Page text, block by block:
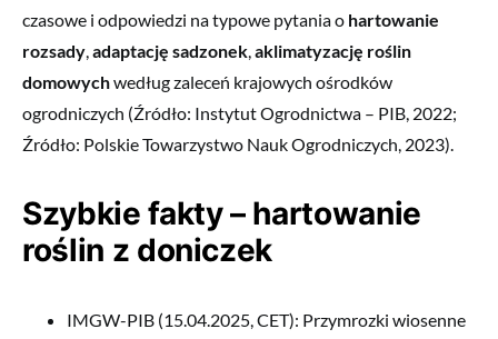
czasowe i odpowiedzi na typowe pytania o hartowanie
rozsady,adaptację sadzonek,aklimatyzację roślin
domowychwedług zaleceń krajowych ośrodków
ogrodniczych (Źródło: Instytut Ogrodnictwa – PIB, 2022;
Źródło: Polskie Towarzystwo Nauk Ogrodniczych, 2023).
Szybkie fakty – hartowanie
roślin z doniczek
IMGW-PIB (15.04.2025, CET): Przymrozki wiosenne